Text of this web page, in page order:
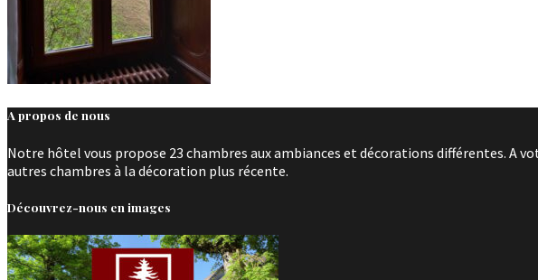
A propos de nous
Notre hôtel vous propose 23 chambres aux ambiances et décorations différentes. A
autres chambres à la décoration plus récente.
Découvrez-nous en images